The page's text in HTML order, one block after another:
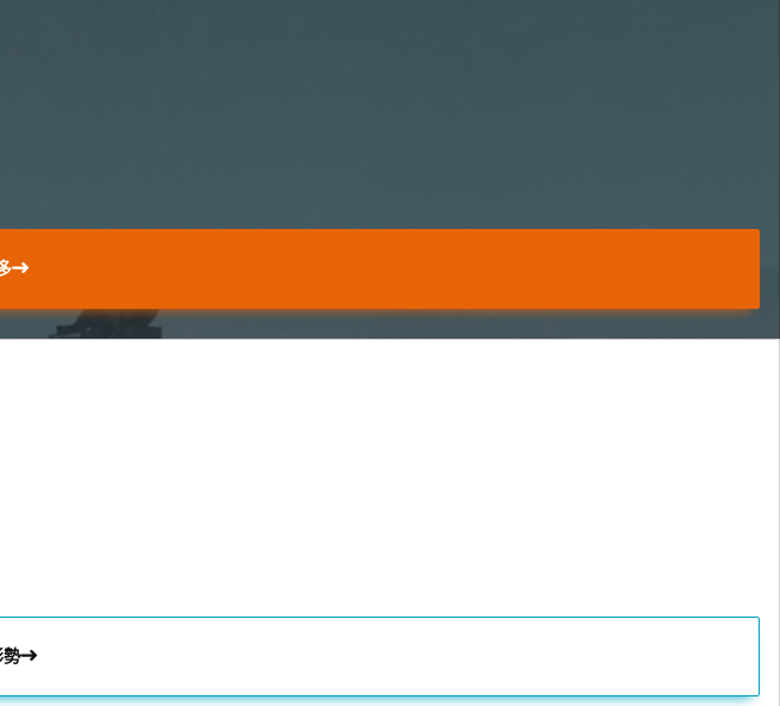
勢